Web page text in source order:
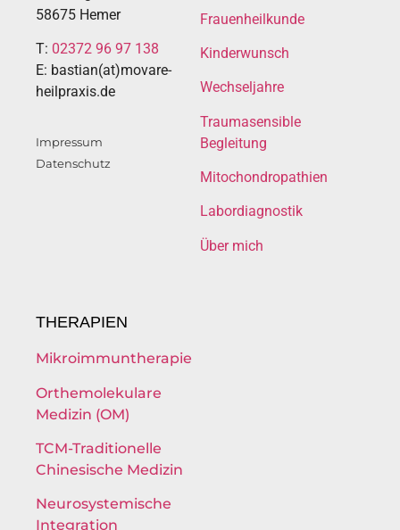
58675 Hemer
T: 02372 96 97 138
E: bastian(at)movare-
heilpraxis.de
Impressum
Datenschutz
Frauenheilkunde
Kinderwunsch
Wechseljahre
Traumasensible
Begleitung
Mitochondropathien
Labordiagnostik
Über mich
THERAPIEN
Mikroimmuntherapie
Orthemolekulare
Medizin (OM)
TCM-Traditionelle
Chinesische Medizin
Neurosystemische
Integration